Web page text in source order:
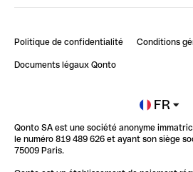
Impact de l'IA sur les carrières/
Blog
Newsroom
Glossaire finance
Politique de confidentialité Conditions
Documents légaux Qonto
FR
Qonto SA est une société anonyme
le numéro 819 489 626 et ayant son siège
75009 Paris.